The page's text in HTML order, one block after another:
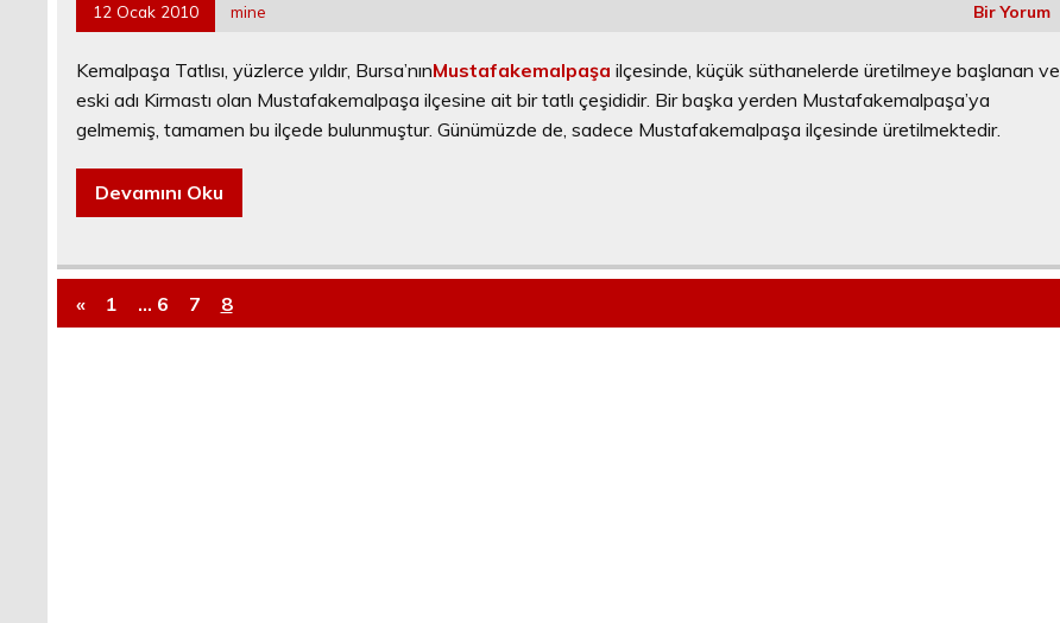
12 Ocak 2010 mine Bir Yorum
Kemalpaşa Tatlısı, yüzlerce yıldır, Bursa’nınMustafakemalpaşa ilçesinde, küçük süthanelerde üretilmeye başlanan ve
eski adı Kirmastı olan Mustafakemalpaşa ilçesine ait bir tatlı çeşididir. Bir başka yerden Mustafakemalpaşa’ya
gelmemiş, tamamen bu ilçede bulunmuştur. Günümüzde de, sadece Mustafakemalpaşa ilçesinde üretilmektedir.
Devamını Oku
« 1 … 6 7 8